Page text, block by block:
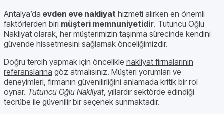
Antalya’da evden eve nakliyat hizmeti alırken en önemli
faktörlerden biri müşteri memnuniyetidir. Tutuncu Oğlu
Nakliyat olarak, her müşterimizin taşınma sürecinde kendini
güvende hissetmesini sağlamak önceliğimizdir.
Doğru tercih yapmak için öncelikle nakliyat firmalarının
referanslarına göz atmalısınız. Müşteri yorumları ve
deneyimleri, firmanın güvenilirliğini anlamada kritik bir rol
oynar. Tutuncu Oğlu Nakliyat, yıllardır sektörde edindiği
tecrübe ile güvenilir bir seçenek sunmaktadır.